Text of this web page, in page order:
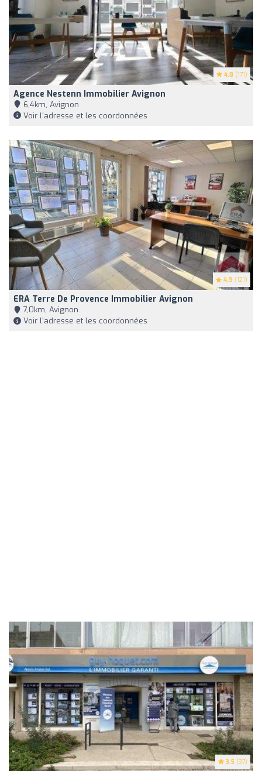
4.8 (171)
Agence Nestenn Immobilier Avignon
6,4km, Avignon
Voir l'adresse et les coordonnées
4.9 (121)
ERA Terre De Provence Immobilier Avignon
7,0km, Avignon
Voir l'adresse et les coordonnées
3.5 (37)